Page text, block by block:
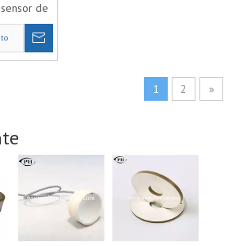
de
de la
1 2 »